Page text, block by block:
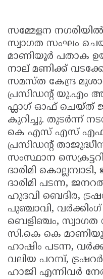
സമ്മേളന നഗരിയിൽ
സ്വാഗത സംഘം
മാണിയൂർ പതാക
നാല് മണിക്ക്
സമസ്ത കേന്ദ്ര
പ്രസിഡന്റ് യു.എം
ഫ്ലാഗ് ഓഫ് ചെയ്ത്
കുറിച്ചു. തുടർന്ന്
കെ എസ് എസ് എഫ്
പ്രസിഡൻ്റ് താജുദ്ധീൻ
സംസ്ഥാന
ദാരിമി
ദാരിമി പടന്ന,
ഹുദവി ബെദിര,
പുഞ്ചാവി, വർക്കിംഗ്
ബെളിഞ്ചം,
സി.കെ കെ
ഹാഷിം പടന്ന,
വലിയ പറമ്പ്,
ഹാജി എന്നിവർ